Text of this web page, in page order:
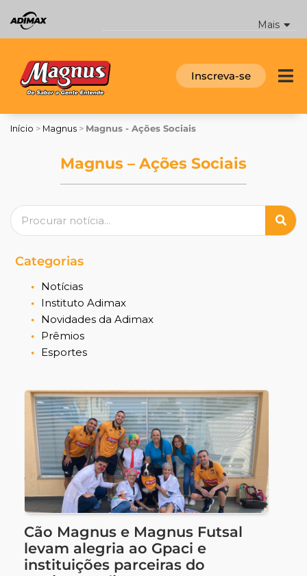
para
o
Mais
Inscreva-se
Início > Magnus > Magnus - Ações Sociais
Magnus – Ações Sociais
Cão Magnus e Magnus Futsal
levam alegria ao Gpaci e
instituições parceiras do
Pesquisar
Categorias
Notícias
Instituto Adimax
Novidades da Adimax
Prêmios
Esportes